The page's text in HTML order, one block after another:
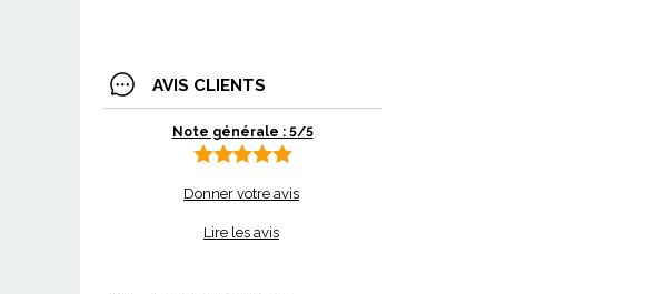
AVIS CLIENTS
Note générale : 5/5
Donner votre avis
Lire les avis